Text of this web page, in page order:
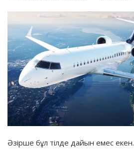
Әзірше бұл тілде дайын емес екен.